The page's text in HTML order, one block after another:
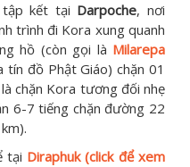
kết tại Darpoche, nơi
trình đi Kora xung quanh
hồ (còn gọi là Milarepa
tín đồ Phật Giáo) chặn 01
chặn Kora tương đối nhẹ
6-7 tiếng chặn đường 22
tại Diraphuk (click để xem